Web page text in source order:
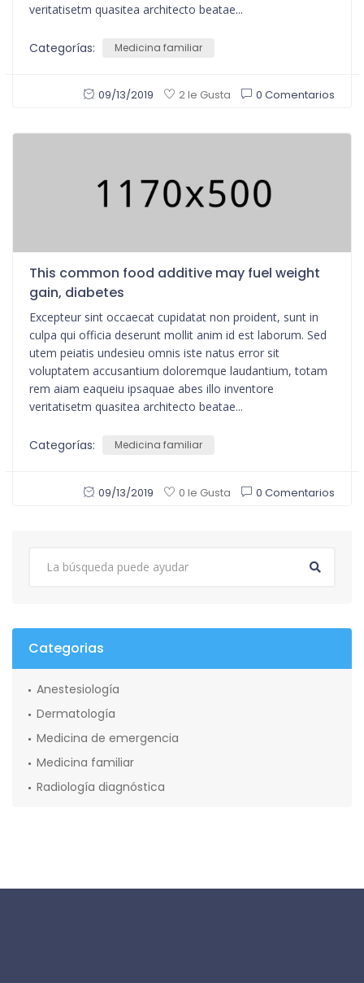
veritatisetm quasitea architecto beatae...
Categorías: Medicina familiar
09/13/2019 2 le Gusta 0 Comentarios
This common food additive may fuel weight
gain, diabetes
Excepteur sint occaecat cupidatat non proident, sunt in
culpa qui officia deserunt mollit anim id est laborum. Sed
utem peiatis undesieu omnis iste natus error sit
voluptatem accusantium doloremque laudantium, totam
rem aiam eaqueiu ipsaquae abes illo inventore
veritatisetm quasitea architecto beatae...
Categorías: Medicina familiar
09/13/2019 0 le Gusta 0 Comentarios
Categorias
Anestesiología
Dermatología
Medicina de emergencia
Medicina familiar
Radiología diagnóstica